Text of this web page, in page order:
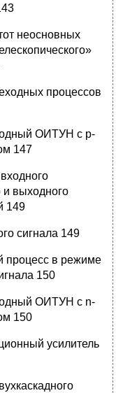
неосновных
процессов
ОИТУН с р-
147
и выходного
149
сигнала 149
процесс в режиме
150
ОИТУН с n-
150
усилитель